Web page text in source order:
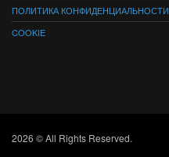
ПОЛИТИКА КОНФИДЕНЦИАЛЬНОСТИ
COOKIE
2026 © All Rights Reserved.